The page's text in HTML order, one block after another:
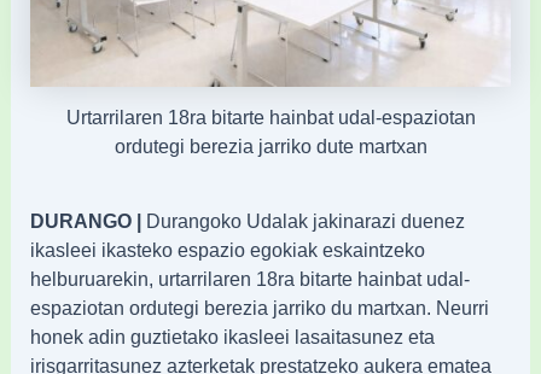
Urtarrilaren 18ra bitarte hainbat udal-espaziotan
ordutegi berezia jarriko dute martxan
DURANGO | Durangoko Udalak jakinarazi duenez
ikasleei ikasteko espazio egokiak eskaintzeko
helburuarekin, urtarrilaren 18ra bitarte hainbat udal-
espaziotan ordutegi berezia jarriko du martxan. Neurri
honek adin guztietako ikasleei lasaitasunez eta
irisgarritasunez azterketak prestatzeko aukera ematea